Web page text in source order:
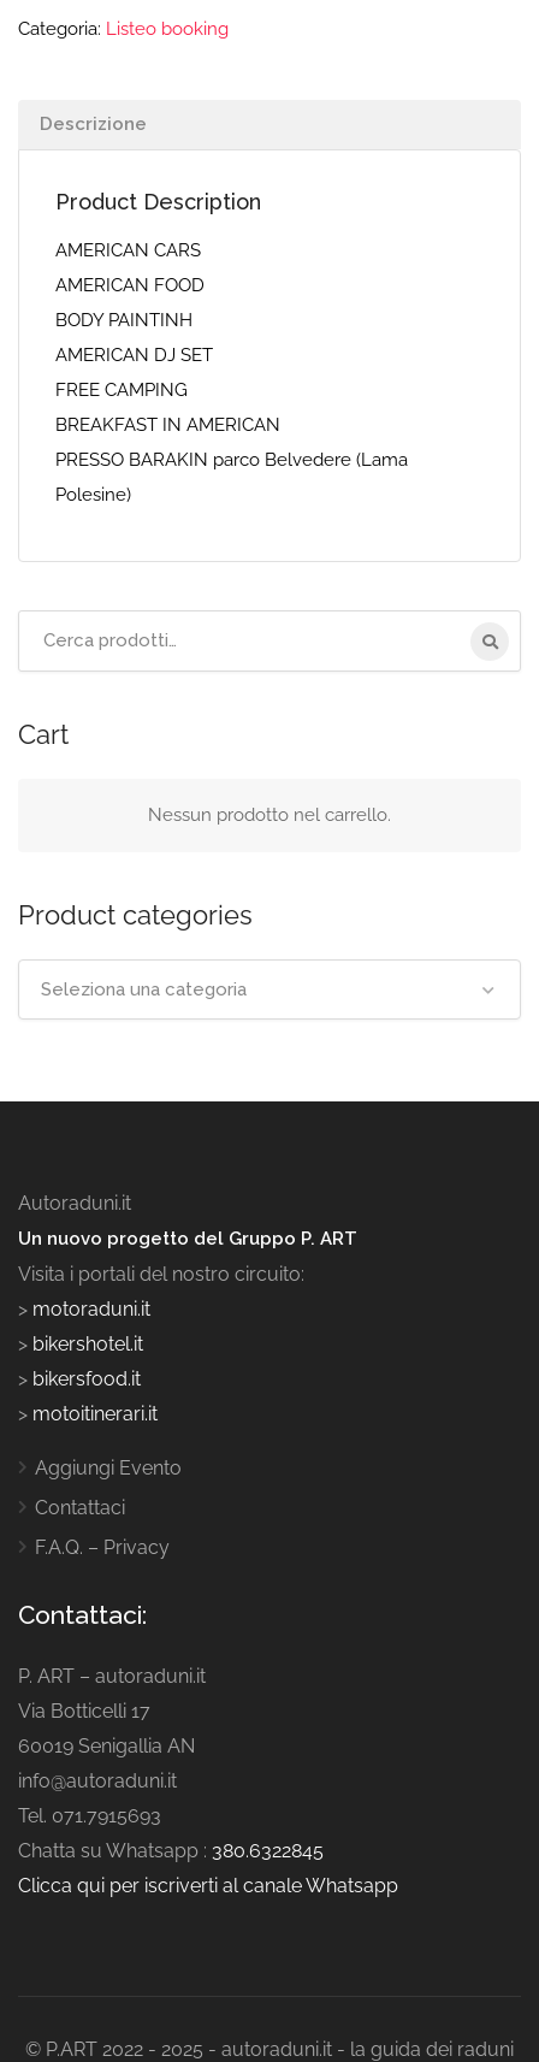
Categoria: Listeo booking
Descrizione
Product Description
AMERICAN CARS
AMERICAN FOOD
BODY PAINTINH
AMERICAN DJ SET
FREE CAMPING
BREAKFAST IN AMERICAN
PRESSO BARAKIN parco Belvedere (Lama
Polesine)
Cart
Nessun prodotto nel carrello.
Product categories
Seleziona una categoria
Autoraduni.it
Un nuovo progetto del Gruppo P. ART
Visita i portali del nostro circuito:
> motoraduni.it
> bikershotel.it
> bikersfood.it
> motoitinerari.it
Aggiungi Evento
Contattaci
F.A.Q. – Privacy
Contattaci:
P. ART – autoraduni.it
Via Botticelli 17
60019 Senigallia AN
info@autoraduni.it
Tel. 071.7915693
Chatta su Whatsapp : 380.6322845
Clicca qui per iscriverti al canale Whatsapp
© P.ART 2022 - 2025 - autoraduni.it - la guida dei raduni